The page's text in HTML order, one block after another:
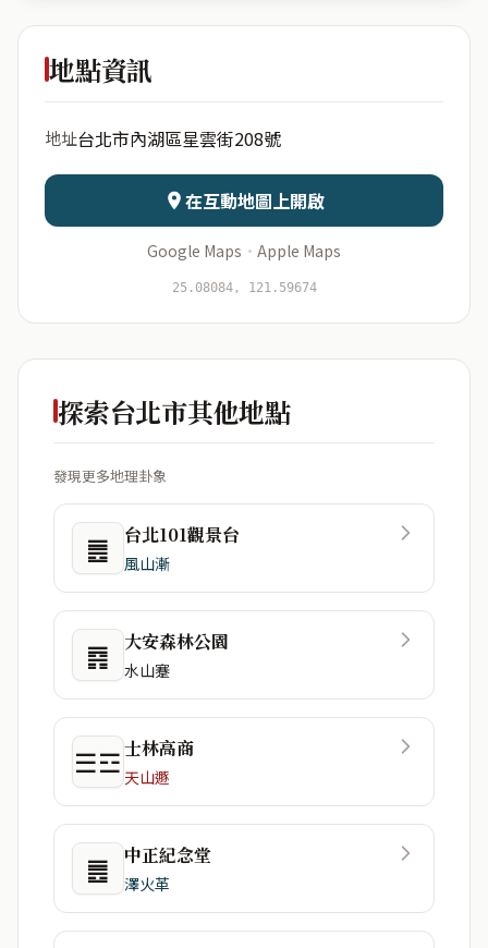
大湖仙境
日期 出生時辰
資料僅用於即時分析，不會儲存於伺服器
地點資訊
地址台北市內湖區星雲街208號
在互動地圖上開啟
Google Maps · Apple Maps
25.08084, 121.59674
探索台北市其他地點
發現更多地理卦象
䷌ 台北101觀景台
風山漸
䷴ 大安森林公園
水山蹇
☰☲士林高商
天山遯
䷌ 中正紀念堂
澤火革